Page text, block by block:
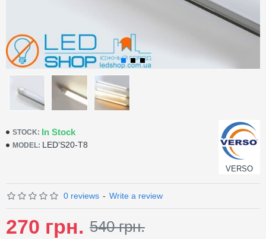
STOCK: In Stock
MODEL: LED’S20-T8
VERSO
0 reviews - Write a review
540 грн.
270 грн.